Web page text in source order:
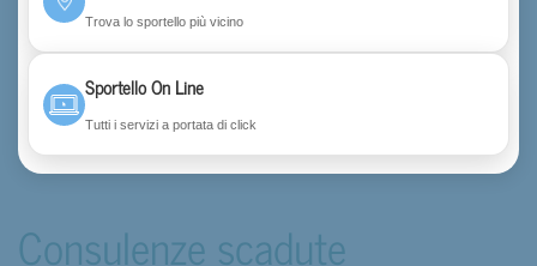
Trova lo sportello più vicino
Sportello On Line
Tutti i servizi a portata di click
Consulenze scadute